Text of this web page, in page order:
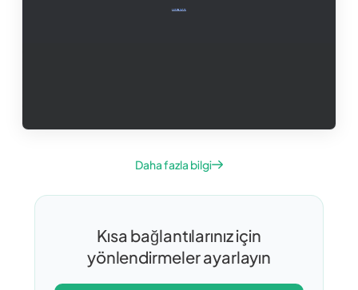
Daha fazla bilgi
Kısa bağlantılarınız için
yönlendirmeler ayarlayın